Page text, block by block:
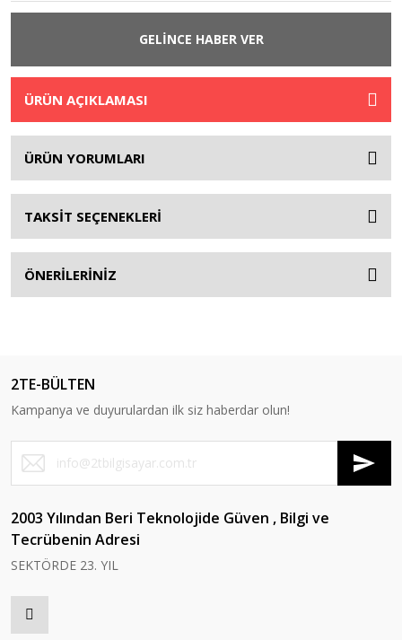
GELİNCE HABER VER
ÜRÜN AÇIKLAMASI
ÜRÜN YORUMLARI
TAKSİT SEÇENEKLERİ
ÖNERİLERİNİZ
2TE-BÜLTEN
Kampanya ve duyurulardan ilk siz haberdar olun!
2003 Yılından Beri Teknolojide Güven , Bilgi ve
Tecrübenin Adresi
SEKTÖRDE 23. YIL